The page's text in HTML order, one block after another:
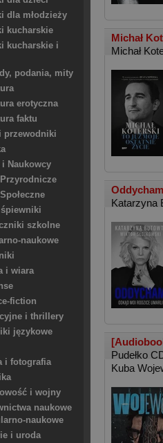
dla młodzieży
kucharskie
kucharskie i
podania, mity
erotyczna
faktu
przewodniki
i Naukowcy
szkolne
naukowe
i wiara
fiction
i thrillery
językowe
i fotografia
i wojny
naukowe
naukowe
i uroda
Michał
Michał
Katarzyna
Pudełko
Kuba